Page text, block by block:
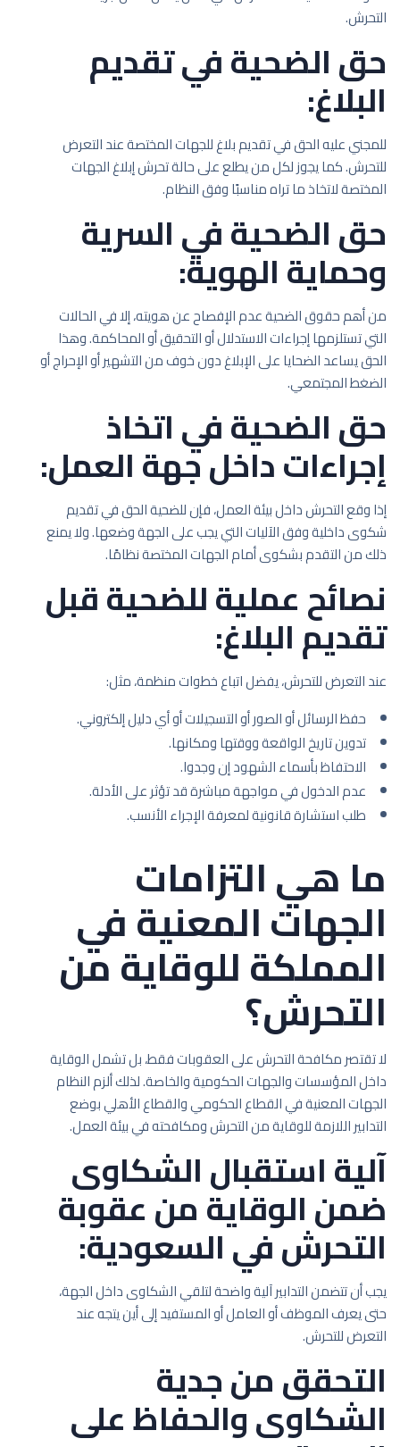
التحرش.
حق الضحية في تقديم
البلاغ:
للمجني عليه الحق في تقديم بلاغ للجهات المختصة عند التعرض
للتحرش. كما يجوز لكل من يطلع على حالة تحرش إبلاغ الجهات
المختصة لاتخاذ ما تراه مناسبًا وفق النظام.
حق الضحية في السرية
وحماية الهوية:
من أهم حقوق الضحية عدم الإفصاح عن هويته، إلا في الحالات
التي تستلزمها إجراءات الاستدلال أو التحقيق أو المحاكمة. وهذا
الحق يساعد الضحايا على الإبلاغ دون خوف من التشهير أو الإحراج أو
الضغط المجتمعي.
حق الضحية في اتخاذ
إجراءات داخل جهة العمل:
إذا وقع التحرش داخل بيئة العمل، فإن للضحية الحق في تقديم
شكوى داخلية وفق الآليات التي يجب على الجهة وضعها. ولا يمنع
ذلك من التقدم بشكوى أمام الجهات المختصة نظامًا.
نصائح عملية للضحية قبل
تقديم البلاغ:
عند التعرض للتحرش، يفضل اتباع خطوات منظمة، مثل:
حفظ الرسائل أو الصور أو التسجيلات أو أي دليل إلكتروني.
تدوين تاريخ الواقعة ووقتها ومكانها.
الاحتفاظ بأسماء الشهود إن وجدوا.
عدم الدخول في مواجهة مباشرة قد تؤثر على الأدلة.
طلب استشارة قانونية لمعرفة الإجراء الأنسب.
ما هي التزامات
الجهات المعنية في
المملكة للوقاية من
التحرش؟
لا تقتصر مكافحة التحرش على العقوبات فقط، بل تشمل الوقاية
داخل المؤسسات والجهات الحكومية والخاصة. لذلك ألزم النظام
الجهات المعنية في القطاع الحكومي والقطاع الأهلي بوضع
التدابير اللازمة للوقاية من التحرش ومكافحته في بيئة العمل.
آلية استقبال الشكاوى
ضمن الوقاية من عقوبة
التحرش في السعودية:
يجب أن تتضمن التدابير آلية واضحة لتلقي الشكاوى داخل الجهة،
حتى يعرف الموظف أو العامل أو المستفيد إلى أين يتجه عند
التعرض للتحرش.
التحقق من جدية
الشكاوى والحفاظ على